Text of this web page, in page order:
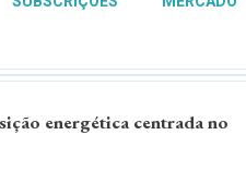
energética centrada no